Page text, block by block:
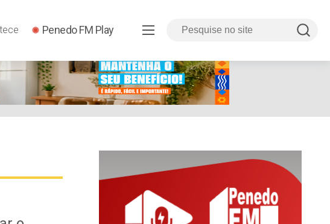
Penedo FM Play